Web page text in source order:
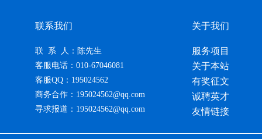
联系我们
联 系 人：陈先生
客服电话：010-67046081
客服QQ：195024562
商务合作：195024562@qq.com
寻求报道：195024562@qq.com
关于我们
服务项目
关于本站
有奖征文
诚聘英才
友情链接